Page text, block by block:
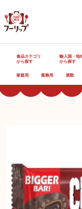
食品カテゴリ
から探す
輸入国・地
から探す
家庭用 業務用 酒類